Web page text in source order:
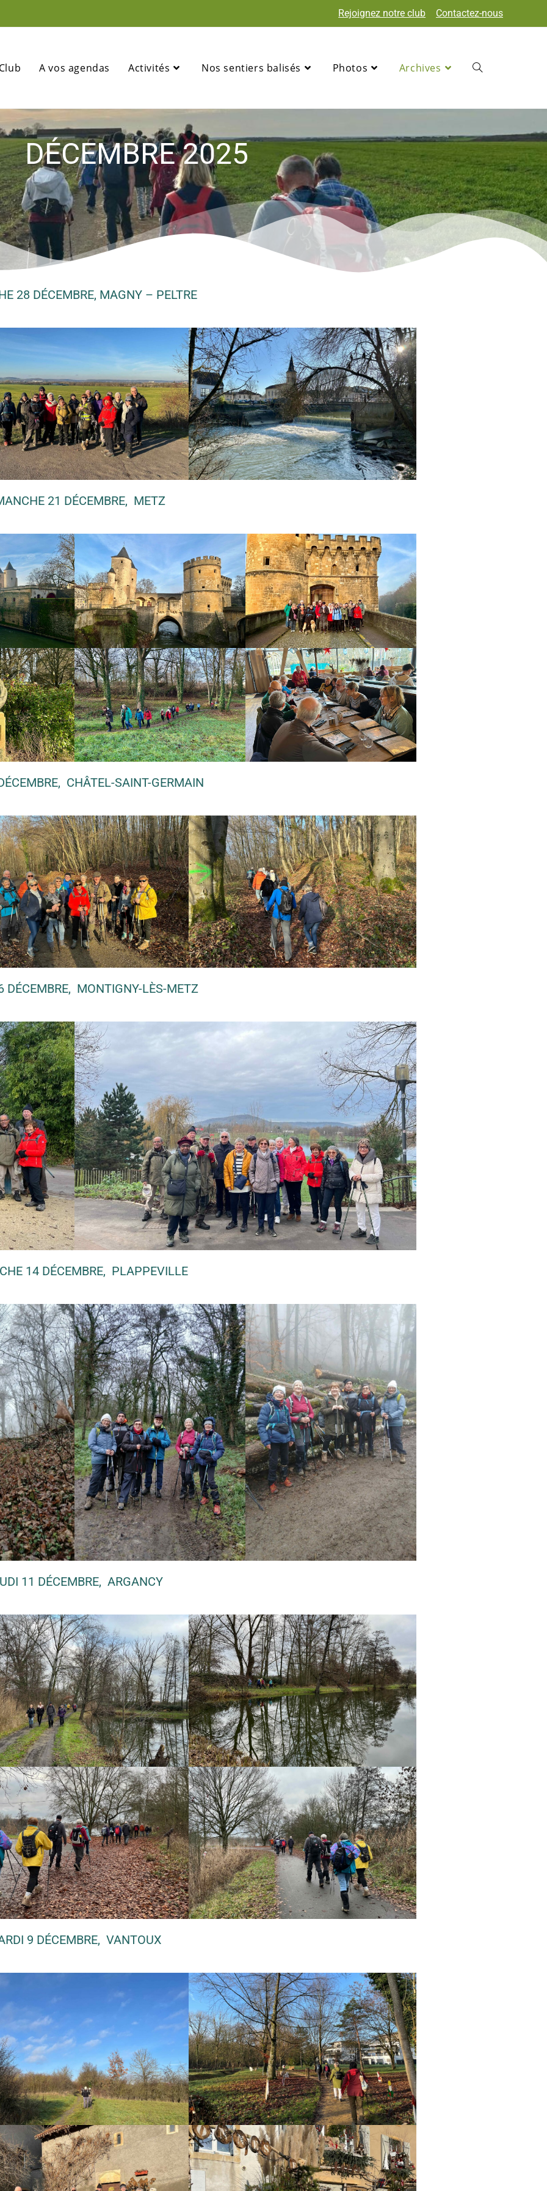
Rejoignez notre club Contactez-nous
A vos agendas Activités Nos sentiers balisés Photos Archives
DÉCEMBRE 2025
28 DÉCEMBRE, MAGNY – PELTRE
21 DÉCEMBRE, METZ
CHÂTEL-SAINT-GERMAIN
DÉCEMBRE, MONTIGNY-LÈS-METZ
14 DÉCEMBRE, PLAPPEVILLE
11 DÉCEMBRE, ARGANCY
9 DÉCEMBRE, VANTOUX